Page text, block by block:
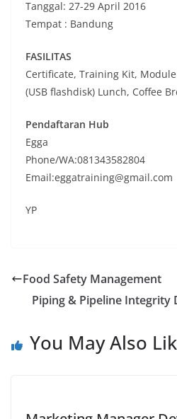
Tanggal: 27-29 April 2016
Tempat : Bandung
FASILITAS
Certificate, Training Kit,
(USB flashdisk) Lunch, Coffee
Pendaftaran Hub
Egga
Phone/WA:081343582804
Email:eggatraining@gmail.com
YP
Food Safety Management
Piping & Pipeline Integrity
You May Also